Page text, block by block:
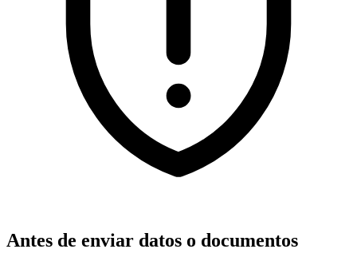
Antes de enviar datos o documentos